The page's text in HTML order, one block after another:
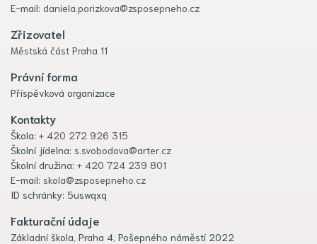
E-mail: daniela.porizkova@zsposepneho.cz
Zřizovatel
Městská část Praha 11
Právní forma
Příspěvková organizace
Kontakty
Škola: + 420 272 926 315
Školní jídelna: s.svobodova@arter.cz
Školní družina: + 420 724 239 801
E-mail: skola@zsposepneho.cz
ID schránky: 5uswqxq
Fakturační údaje
Základní škola, Praha 4, Pošepného náměstí 2022